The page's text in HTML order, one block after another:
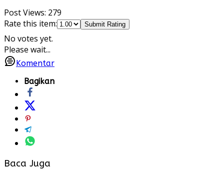
Post Views: 279
Rate this item:
Submit Rating
No votes yet.
Please wait...
Komentar
Bagikan
Baca Juga